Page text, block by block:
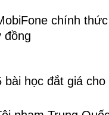
chính
đồng
bài học đắt giá